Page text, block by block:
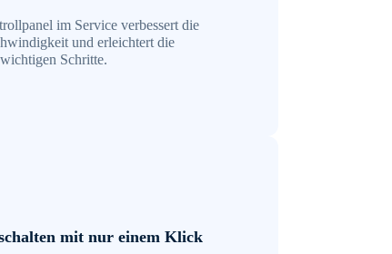
im Service verbessert die
und erleichtert die
Schritte.
mit nur einem Klick